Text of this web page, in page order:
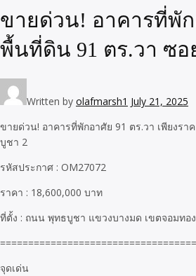
ขายด่วน! อาคารที่พั
พื้นที่ดิน 91 ตร.วา ซ
Written by olafmarsh1 July 21, 2025
ขายด่วน! อาคารที่พักอาศัย 91 ตร.วา เพียงร
บูชา 2
รหัสประกาศ : OM27072
ราคา : 18,600,000 บาท
ที่ตั้ง : ถนน พุทธบูชา แขวงบางมด เขตจอมทอ
จุดเด่น